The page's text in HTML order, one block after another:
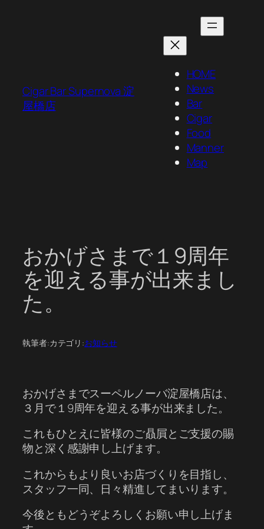
Cigar Bar Supernova 淀
屋橋店
HOME
News
Bar
Cigar
Food
Manner
Map
おかげさまで１9周年
を迎える事が出来まし
た。
執筆者:カテゴリ:お知らせ
おかげさまでスーペルノーバ淀屋橋店は、
３月で１9周年を迎える事が出来ました。
これもひとえに皆様のご贔屓とご支援の賜
物と深く感謝申し上げます。
これからもより良いお店づくりを目指し、
スタッフ一同、日々精進してまいります。
今後ともどうぞよろしくお願い申し上げま